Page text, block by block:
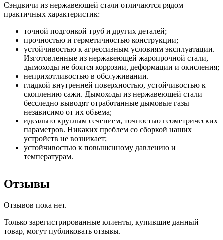
Сэндвичи из нержавеющей стали отличаются рядом
практичных характеристик:
точной подгонкой труб и других деталей;
прочностью и герметичностью конструкции;
устойчивостью к агрессивным условиям эксплуатации.
Изготовленные из нержавеющей жаропрочной стали,
дымоходы не боятся коррозии, деформации и окисления;
неприхотливостью в обслуживании.
гладкой внутренней поверхностью, устойчивостью к
скоплению сажи. Дымоходы из нержавеющей стали
бесследно выводят отработанные дымовые газы
независимо от их объема;
идеально круглым сечением, точностью геометрических
параметров. Никаких проблем со сборкой наших
устройств не возникает;
устойчивостью к повышенному давлению и
температурам.
Отзывы
Отзывов пока нет.
Только зарегистрированные клиенты, купившие данный
товар, могут публиковать отзывы.